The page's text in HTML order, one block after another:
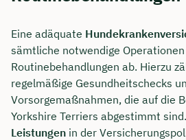
Eine adäquate
sämtliche notwendige
Routinebehandlungen ab. Hierzu
regelmäßige Gesundheitschecks
Vorsorgemaßnahmen, die auf die
Yorkshire Terriers abgestimmt
Leistungen in der